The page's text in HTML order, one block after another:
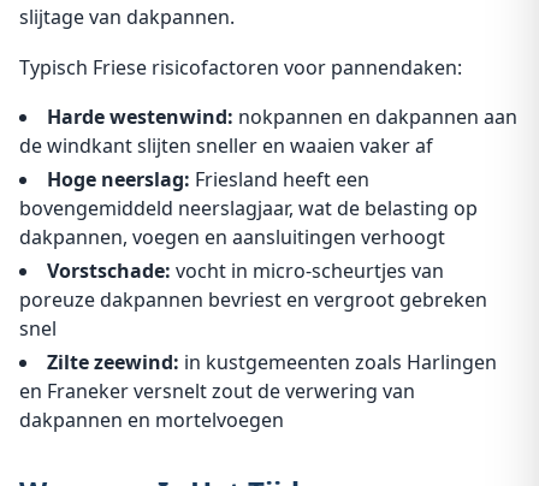
slijtage van dakpannen.
Typisch Friese risicofactoren voor pannendaken:
Harde westenwind: nokpannen en dakpannen aan
de windkant slijten sneller en waaien vaker af
Hoge neerslag: Friesland heeft een
bovengemiddeld neerslagjaar, wat de belasting op
dakpannen, voegen en aansluitingen verhoogt
Vorstschade: vocht in micro-scheurtjes van
poreuze dakpannen bevriest en vergroot gebreken
snel
Zilte zeewind: in kustgemeenten zoals Harlingen
en Franeker versnelt zout de verwering van
dakpannen en mortelvoegen